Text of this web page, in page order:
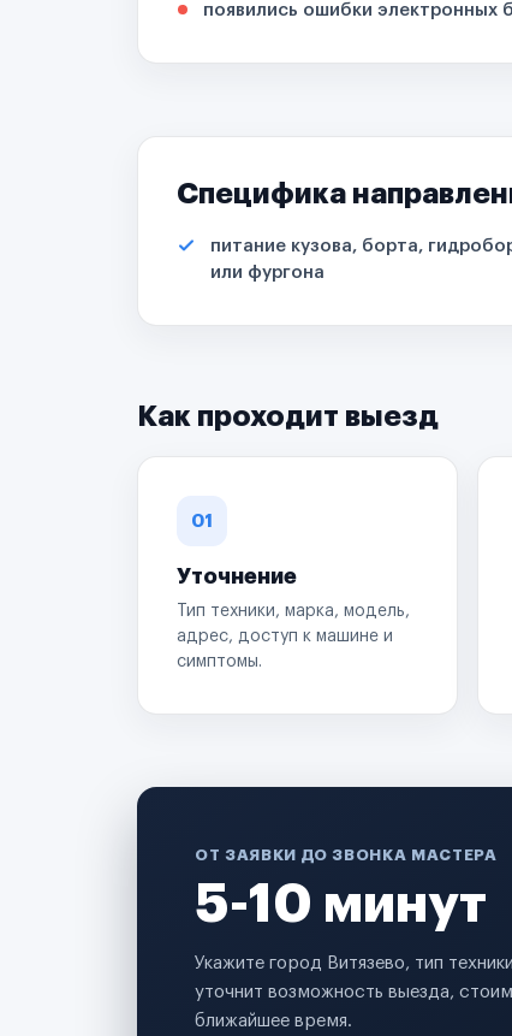
появились ошибки электронных
Специфика
питание кузова, борта,
или фургона
Как проходит выезд
01
Уточнение
Тип техники, марка, модель,
адрес, доступ к машине и
симптомы.
ОТ ЗАЯВКИ ДО ЗВОНКА МАСТЕРА
5-10 минут
Укажите город Витязево, тип
уточнит возможность выезда,
ближайшее время.